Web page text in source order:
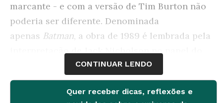
marcante - e com a versão de Tim Burton não
poderia ser diferente. Denominada
apenas Batman, a obra de 1989 é lembrada pela
interpretação de Jack Nicholson no papel do
Coringa. O filme mostra o vilão decidido a
aterrorizar Gotham City, destruindo até mesmo
o museu da cidade. Só um quadro fica a salvo,
CONTINUAR LENDO
Quer receber dicas, reflexões e